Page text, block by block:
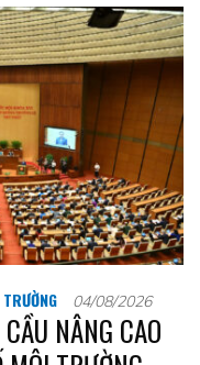
04/08/2026
NÂNG CAO